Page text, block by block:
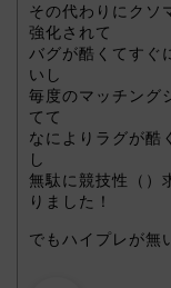
その代わりにクソ
強化されて
バグが酷くてすぐ
いし
毎度のマッチング
てて
なによりラグが酷
し
無駄に競技性（）
りました！
でもハイプレが無